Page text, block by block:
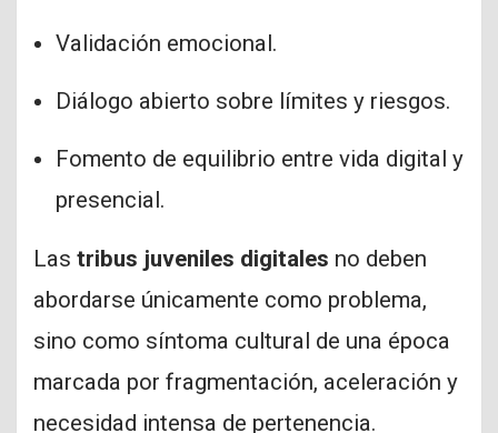
Validación emocional.
Diálogo abierto sobre límites y riesgos.
Fomento de equilibrio entre vida digital y
presencial.
Las tribus juveniles digitales no deben
abordarse únicamente como problema,
sino como síntoma cultural de una época
marcada por fragmentación, aceleración y
necesidad intensa de pertenencia.